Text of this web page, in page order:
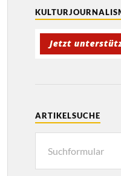
ARTIKELSUCHE